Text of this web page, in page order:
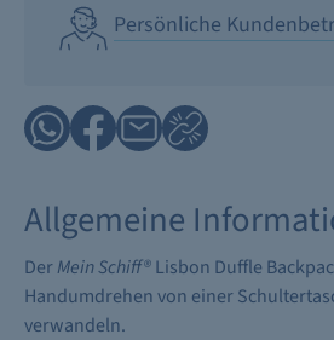
Persönliche
Allgemeine
DerMein Schiff®Lisbon Duffle
Handumdrehen von einer
verwandeln.